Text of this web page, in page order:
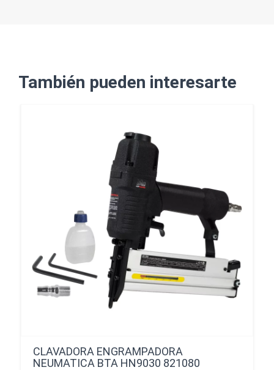
También pueden interesarte
CLAVADORA ENGRAMPADORA
NEUMATICA BTA HN9030 821080